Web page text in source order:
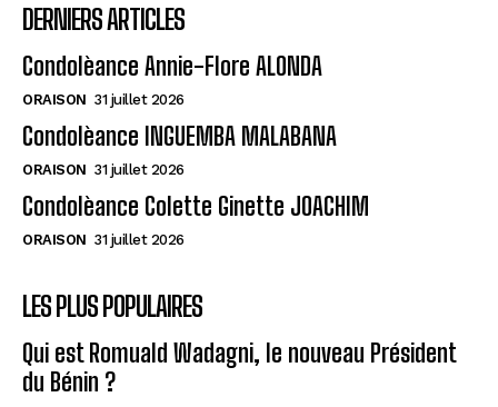
DERNIERS ARTICLES
Condolèance Annie-Flore ALONDA
ORAISON 31 juillet 2026
Condolèance INGUEMBA MALABANA
ORAISON 31 juillet 2026
Condolèance Colette Ginette JOACHIM
ORAISON 31 juillet 2026
LES PLUS POPULAIRES
Qui est Romuald Wadagni, le nouveau Président
du Bénin ?